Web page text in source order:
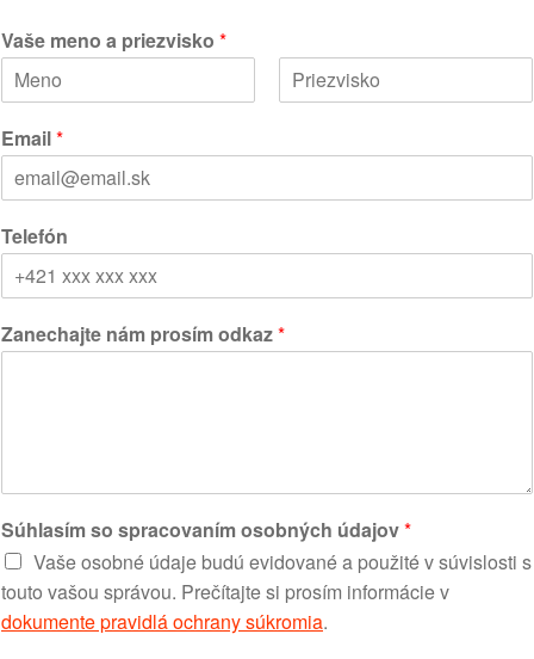
Vaše meno a priezvisko *
F
i
r
L
Email*
Telefón
Zanechajte nám prosím odkaz*
Súhlasím so spracovaním osobných údajov*
Vaše osobné údaje budú evidované a použité v súvislosti s
touto vašou správou. Prečítajte si prosím informácie v
dokumente pravidlá ochrany súkromia.